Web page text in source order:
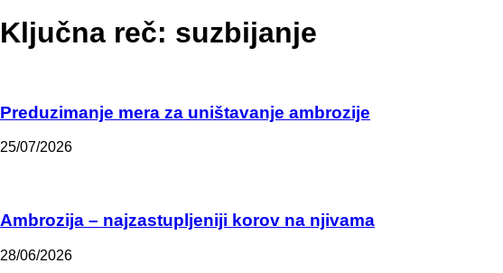
Ključna reč: suzbijanje
Preduzimanje mera za uništavanje ambrozije
25/07/2026
Ambrozija – najzastupljeniji korov na njivama
28/06/2026